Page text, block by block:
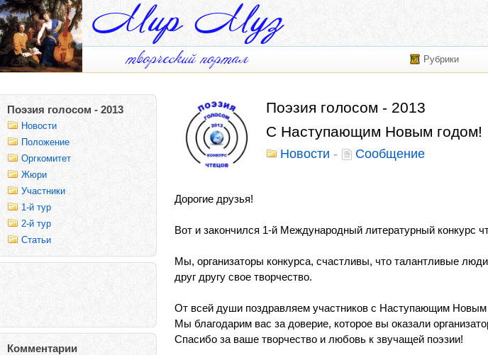
Рубрики
Поэзия голосом - 2013
Новости
Положение
Оргкомитет
Жюри
Участники
1-й тур
2-й тур
Статьи
Комментарии
Поэзия голосом - 2013
С Наступающим Новым годом!
Новости - Сообщение
Дорогие друзья!
Вот и закончился 1-й Международный литературный конкурс
Мы, организаторы конкурса, счастливы, что талантливые
друг другу свое творчество.
От всей души поздравляем участников с Наступающим
Мы благодарим вас за доверие, которое вы оказали
Спасибо за ваше творчество и любовь к звучащей поэзии!